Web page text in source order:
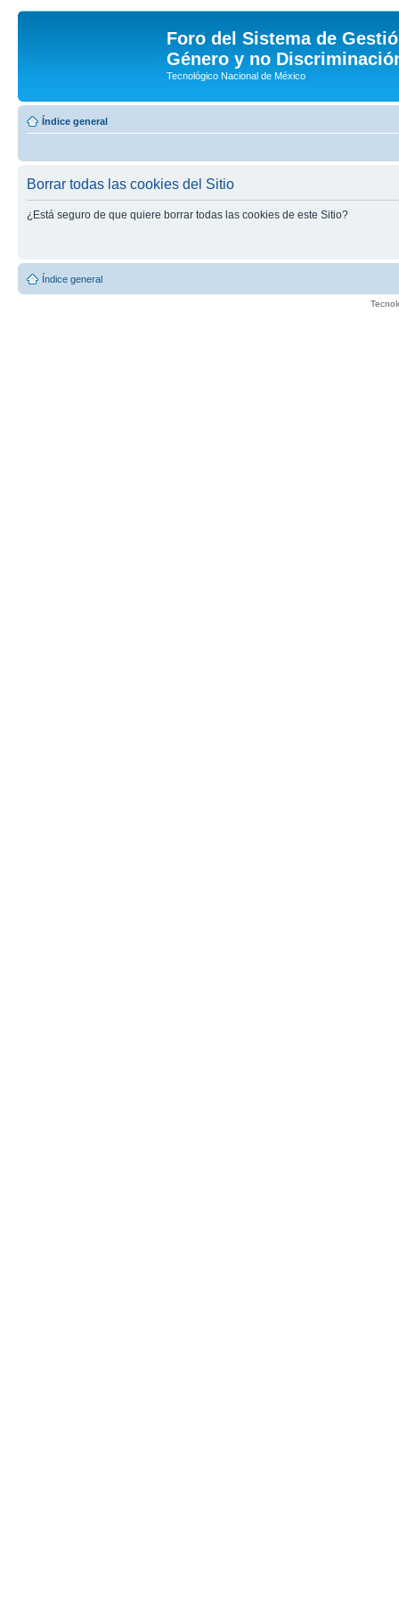
Foro del Sistema de
Género y no
Tecnológico Nacional de México
Índice general
Borrar todas las cookies del Sitio
¿Está seguro de que quiere borrar todas las cookies de este Sitio?
Índice general